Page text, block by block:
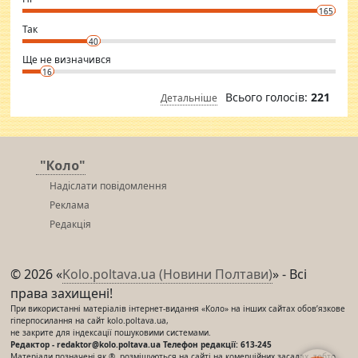
conscious in order to keep yourself fit and regularly go to the health
club.
⇒ sakshimirchandani.com
165
Так
40
Ще не визначився
16
Детальніше Всього голосів: 221
"Коло"
Надіслати повідомлення
Реклама
Редакція
© 2026 «Kolo.poltava.ua (Новини Полтави)» - Всі
права захищені!
При використанні матеріалів інтернет-видання «Коло» на інших сайтах обов’язкове
гіперпосилання на сайт kolo.poltava.ua,
не закрите для індексації пошуковими системами.
Редактор - redaktor@kolo.poltava.ua Телефон редакції: 613-245